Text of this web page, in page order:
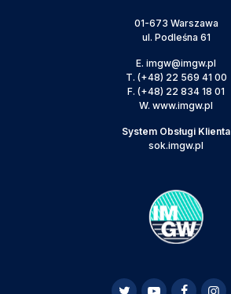
01-673 Warszawa
ul. Podleśna 61
E. imgw@imgw.pl
T. (+48) 22 569 41 00
F. (+48) 22 834 18 01
W. www.imgw.pl
System Obsługi Klienta
sok.imgw.pl